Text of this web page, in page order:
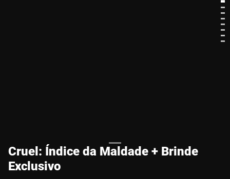
Cruel: Índice da Maldade + Brinde
Exclusivo